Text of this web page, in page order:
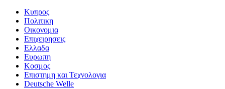
Κυπρος
Πολιτικη
Οικονομια
Επιχειρησεις
Ελλαδα
Ευρωπη
Κοσμος
Επιστημη και Τεχνολογια
Deutsche Welle